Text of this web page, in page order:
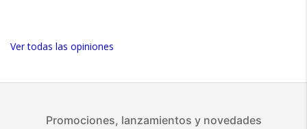
Ver todas las opinionesnosotros.
Promociones, lanzamientos y novedades